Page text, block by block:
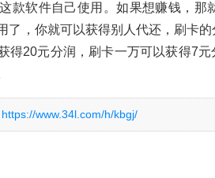
款软件自己使用。如果想赚钱，
了，你就可以获得别人代还，刷卡
得20元分润，刷卡一万可以获得7
https://www.34l.com/h/kbgj/